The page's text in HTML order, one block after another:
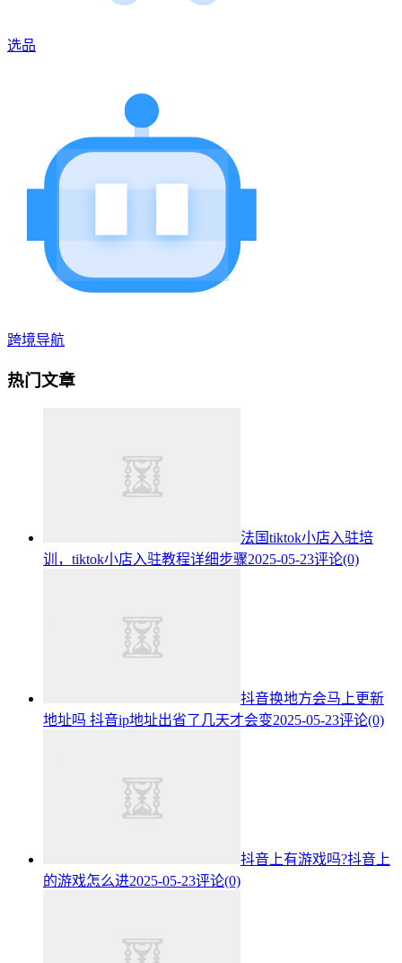
选品
跨境导航
热门文章
法国tiktok小店入驻培
训，tiktok小店入驻教程详细步骤2025-05-23评论(0)
抖音换地方会马上更新
地址吗 抖音ip地址出省了几天才会变2025-05-23评论(0)
抖音上有游戏吗?抖音上
的游戏怎么进2025-05-23评论(0)